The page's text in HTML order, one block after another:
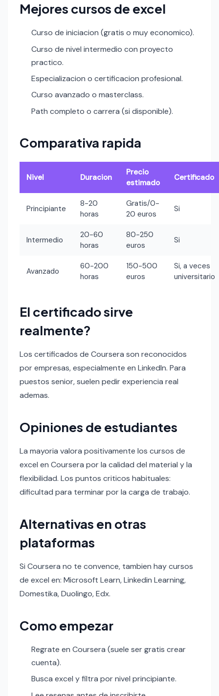
Mejores cursos de excel
Curso de iniciacion (gratis o muy economico).
Curso de nivel intermedio con proyecto
practico.
Especializacion o certificacion profesional.
Curso avanzado o masterclass.
Path completo o carrera (si disponible).
Comparativa rapida
Nivel Duracion
Precio
estimado
Certificado
Principiante
8-20
horas
Gratis/0-
20 euros
Si
Intermedio
20-60
horas
80-250
euros
Si
Avanzado
60-200
horas
150-500
euros
Si, a veces
universitario
El certificado sirve
realmente?
Los certificados de Coursera son reconocidos
por empresas, especialmente en LinkedIn. Para
puestos senior, suelen pedir experiencia real
ademas.
Opiniones de estudiantes
La mayoria valora positivamente los cursos de
excel en Coursera por la calidad del material y la
flexibilidad. Los puntos criticos habituales:
dificultad para terminar por la carga de trabajo.
Alternativas en otras
plataformas
Si Coursera no te convence, tambien hay cursos
de excel en: Microsoft Learn, Linkedin Learning,
Domestika, Duolingo, Edx.
Como empezar
Regrate en Coursera (suele ser gratis crear
cuenta).
Busca excel y filtra por nivel principiante.